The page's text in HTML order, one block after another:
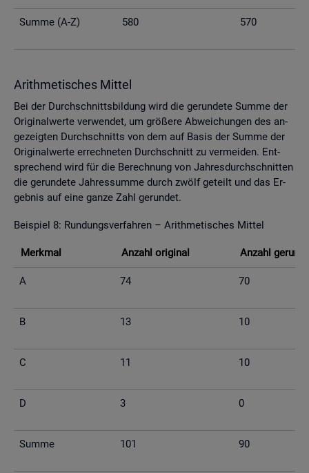
Summe (A-Z) 580 570
Arith­me­ti­sches Mit­tel
Bei der Durch­schnitts­bil­dung wird die ge­run­de­te Summe der
Ori­gi­nal­wer­te ver­wen­det, um grö­ße­re Ab­wei­chun­gen des an­
ge­zeig­ten Durch­schnitts von dem auf Basis der Summe der
Ori­gi­nal­wer­te er­rech­ne­ten Durch­schnitt zu ver­mei­den. Ent­
spre­chend wird für die Be­rech­nung von Jah­res­durch­schnit­ten
die ge­run­de­te Jah­res­sum­me durch zwölf ge­teilt und das Er­
geb­nis auf eine ganze Zahl ge­run­det.
Bei­spiel 8: Run­dungs­ver­fah­ren – Arith­me­ti­sches Mit­tel
Merk­mal An­zahl ori­gi­nal An­zahl
A 74 70
B 13 10
C 11 10
D 3 0
Summe 101 90